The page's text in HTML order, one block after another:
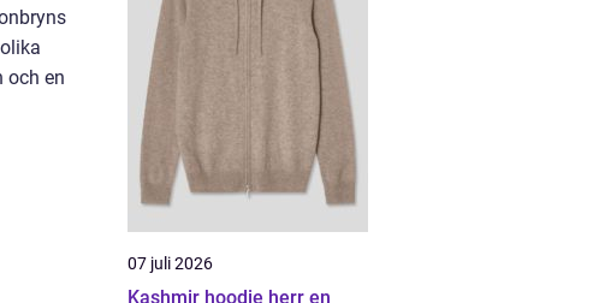
och en
07 juli 2026
Kashmir hoodie herr en